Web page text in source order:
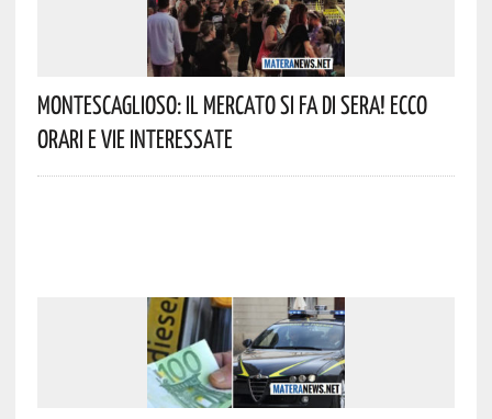
Montescaglioso: Il Mercato Si Fa Di Sera! Ecco
Orari E Vie Interessate